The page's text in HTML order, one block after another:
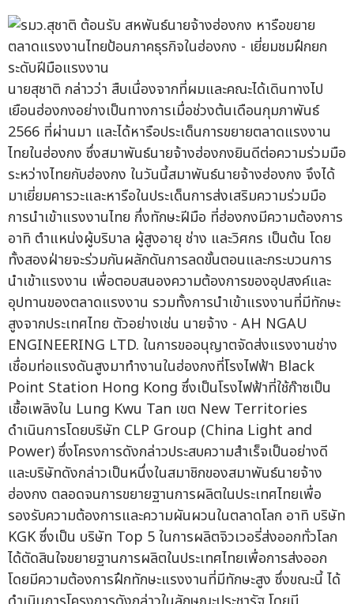
นายสุชาติ กล่าวว่า สืบเนื่องจากที่ผมและคณะได้เดินทางไป
เยือนฮ่องกงอย่างเป็นทางการเมื่อช่วงต้นเดือนกุมภาพันธ์
2566 ที่ผ่านมา และได้หารือประเด็นการขยายตลาดแรงงาน
ไทยในฮ่องกง ซึ่งสมาพันธ์นายจ้างฮ่องกงยินดีต่อความร่วมมือ
ระหว่างไทยกับฮ่องกง ในวันนี้สมาพันธ์นายจ้างฮ่องกง จึงได้
มาเยี่ยมคารวะและหารือในประเด็นการส่งเสริมความร่วมมือ
การนำเข้าแรงงานไทย กึ่งทักษะฝีมือ ที่ฮ่องกงมีความต้องการ
อาทิ ตำแหน่งผู้บริบาล ผู้สูงอายุ ช่าง และวิศกร เป็นต้น โดย
ทั้งสองฝ่ายจะร่วมกันผลักดันการลดขั้นตอนและกระบวนการ
นำเข้าแรงงาน เพื่อตอบสนองความต้องการของอุปสงค์และ
อุปทานของตลาดแรงงาน รวมทั้งการนำเข้าแรงงานที่มีทักษะ
สูงจากประเทศไทย ตัวอย่างเช่น นายจ้าง - AH NGAU
ENGINEERING LTD. ในการขออนุญาตจัดส่งแรงงานช่าง
เชื่อมท่อแรงดันสูงมาทำงานในฮ่องกงที่โรงไฟฟ้า Black
Point Station Hong Kong ซึ่งเป็นโรงไฟฟ้าที่ใช้ก๊าซเป็น
เชื้อเพลิงใน Lung Kwu Tan เขต New Territories
ดำเนินการโดยบริษัท CLP Group (China Light and
Power) ซึ่งโครงการดังกล่าวประสบความสำเร็จเป็นอย่างดี
และบริษัทดังกล่าวเป็นหนึ่งในสมาชิกของสมาพันธ์นายจ้าง
ฮ่องกง ตลอดจนการขยายฐานการผลิตในประเทศไทยเพื่อ
รองรับความต้องการและความผันผวนในตลาดโลก อาทิ บริษัท
KGK ซึ่งเป็น บริษัท Top 5 ในการผลิตจิวเวอรี่ส่งออกทั่วโลก
ได้ตัดสินใจขยายฐานการผลิตในประเทศไทยเพื่อการส่งออก
โดยมีความต้องการฝึกทักษะแรงงานที่มีทักษะสูง ซึ่งขณะนี้ ได้